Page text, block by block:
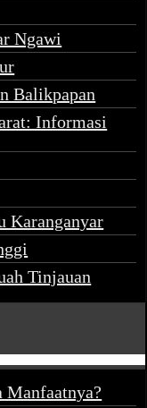
Ngawi
Balikpapan
Informasi
Karanganyar
Tinjauan
Manfaatnya?